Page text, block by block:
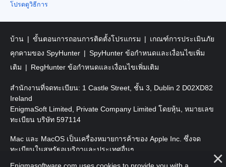
โปรดดูวิธีการ
บ้าน ขั้นตอนการถอนการติดตั้งโปรแกรม
เกณฑ์การประเมินภัย
คุกคามของ SpyHunter
SpyHunter ข้อกำหนดและเงื่อนไขเพิ่ม
เติม
RegHunter ข้อกำหนดและเงื่อนไขเพิ่มเติม
สำนักงานที่จดทะเบียน: 1 Castle Street, ชั้น 3, Dublin 2 D02XD82
Ireland
EnigmaSoft Limited, Private Company Limited โดยหุ้น, หมายเลข
ทะเบียน บริษัท 597114
Mac และ MacOS เป็นเครื่องหมายการค้าของ Apple Inc. ซึ่งจด
ทะเบียนในสหรัฐอเมริกาและประเทศอื่นๆ